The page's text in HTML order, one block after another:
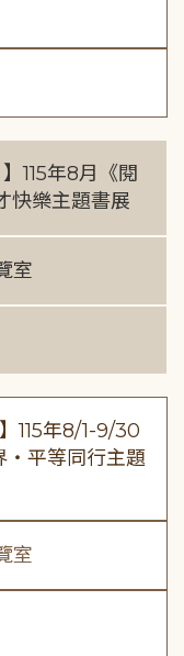
115年8月《閱
快樂主題書展
室
115年8/1-9/30
平等同行主題
室